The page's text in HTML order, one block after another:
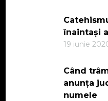
înaintași
19 iunie
Când
anunța
numele